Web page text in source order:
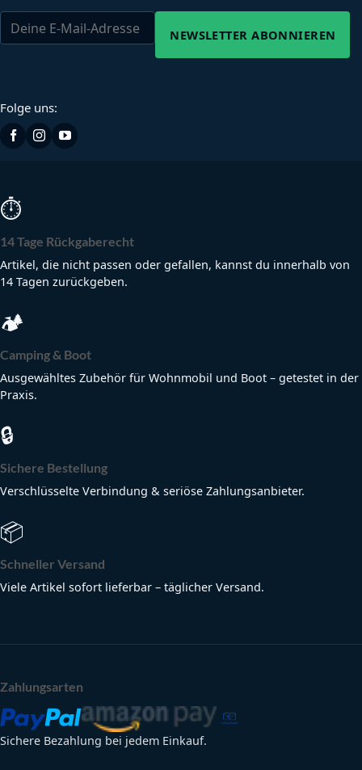
NEWSLETTER ABONNIEREN
Folge uns:
⏱
14 Tage Rückgaberecht
Artikel, die nicht passen oder gefallen, kannst du innerhalb von
14 Tagen zurückgeben.
🏕
Camping & Boot
Ausgewähltes Zubehör für Wohnmobil und Boot – getestet in der
Praxis.
🔒
Sichere Bestellung
Verschlüsselte Verbindung & seriöse Zahlungsanbieter.
📦
Schneller Versand
Viele Artikel sofort lieferbar – täglicher Versand.
Zahlungsarten
Sichere Bezahlung bei jedem Einkauf.